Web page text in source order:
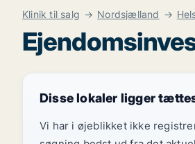
Klinik til salg Nordsjælland
Disse lokaler ligger
Vi har i øjeblikket ikke